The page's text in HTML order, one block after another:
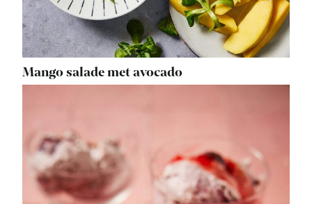
Mango salade met avocado